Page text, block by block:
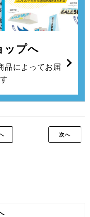
ップへ
品によってお届
次へ